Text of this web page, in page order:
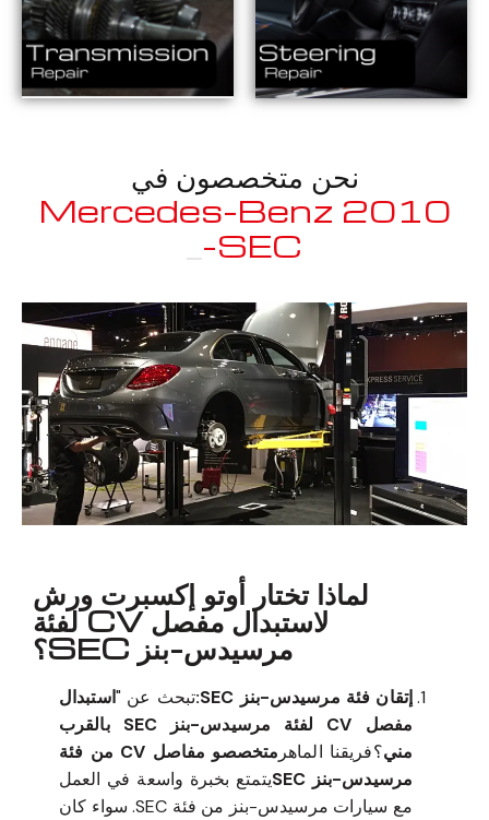
نحن متخصصون في
2010 Mercedes-Benz
SEC-Class
لماذا تختار أوتو إكسبرت ورش
لاستبدال مفصل CV لفئة
مرسيدس-بنز SEC؟
إتقان فئة مرسيدس-بنز SEC: تبحث عن "استبدال
مفصل CV لفئة مرسيدس-بنز SEC بالقرب
مني؟فريقنا الماهر
متخصصو مفاصل CV من فئة
مرسيدس-بنز SEC
يتمتع بخبرة واسعة في العمل
مع سيارات مرسيدس-بنز من فئة SEC. سواء كان